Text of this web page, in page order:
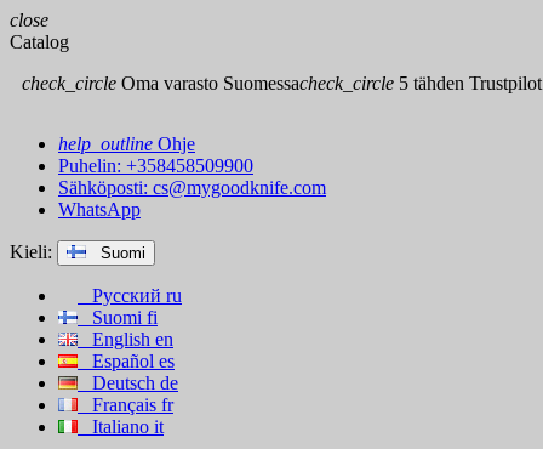
close
Catalog
check_circle Oma varasto Suomessacheck_circle 5 tähden
help_outline Ohje
Puhelin: +358458509900
Sähköposti: cs@mygoodknife.com
WhatsApp
Kieli: Suomi
Русский ru
Suomi fi
English en
Español es
Deutsch de
Français fr
Italiano it